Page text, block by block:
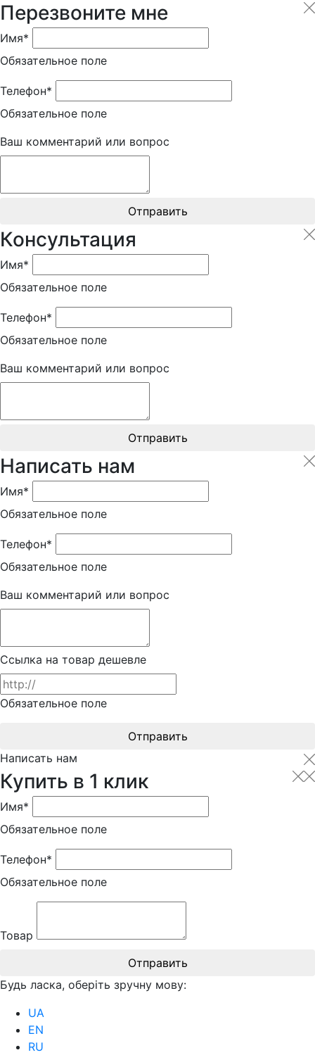
Перезвоните мне
Имя*
Обязательное поле
Телефон*
Обязательное поле
Ваш комментарий или вопрос
Отправить
Консультация
Имя*
Обязательное поле
Телефон*
Обязательное поле
Ваш комментарий или вопрос
Отправить
Написать нам
Имя*
Обязательное поле
Телефон*
Обязательное поле
Ваш комментарий или вопрос
Ссылка на товар дешевле
Обязательное поле
Отправить
Написать нам
Купить в 1 клик
Имя*
Обязательное поле
Телефон*
Обязательное поле
Товар
Отправить
Будь ласка, оберіть зручну мову:
UA
EN
RU